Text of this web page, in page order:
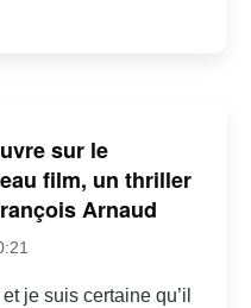
sur le
film, un thriller
Arnaud
je suis certaine qu’il